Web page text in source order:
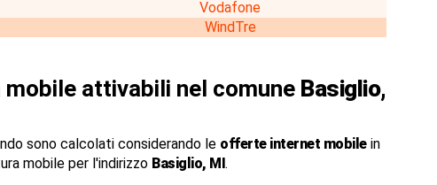
Vodafone
WindTre
attivabili nel comune Basiglio,
sono calcolati considerando le offerte internet mobilein
mobile per l'indirizzo Basiglio, MI.